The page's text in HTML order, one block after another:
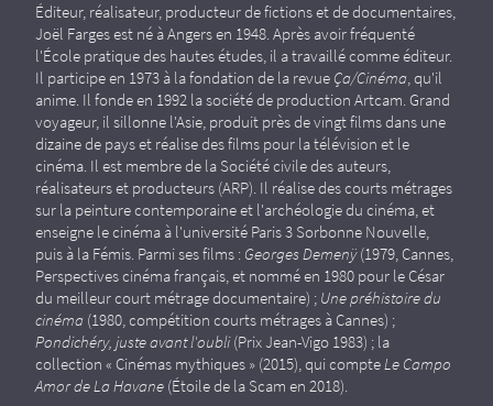
Éditeur, réalisateur, producteur de fictions et de documentaires,
Joël Farges est né à Angers en 1948. Après avoir fréquenté
l'École pratique des hautes études, il a travaillé comme éditeur.
Il participe en 1973 à la fondation de la revue Ça/Cinéma, qu'il
anime. Il fonde en 1992 la société de production Artcam. Grand
voyageur, il sillonne l'Asie, produit près de vingt films dans une
dizaine de pays et réalise des films pour la télévision et le
cinéma. Il est membre de la Société civile des auteurs,
réalisateurs et producteurs (ARP). Il réalise des courts métrages
sur la peinture contemporaine et l'archéologie du cinéma, et
enseigne le cinéma à l'université Paris 3 Sorbonne Nouvelle,
puis à la Fémis. Parmi ses films : Georges Demenÿ(1979, Cannes,
Perspectives cinéma français, et nommé en 1980 pour le César
du meilleur court métrage documentaire) ; Une préhistoire du
cinéma (1980, compétition courts métrages à Cannes) ;
Pondichéry, juste avant l'oubli(Prix Jean-Vigo 1983) ; la
collection « Cinémas mythiques » (2015), qui compteLe Campo
Amor de La Havane (Étoile de la Scam en 2018).